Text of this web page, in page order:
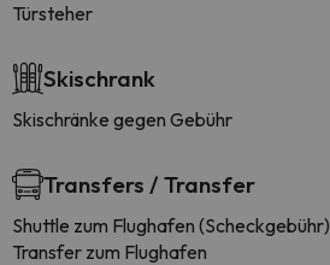
Türsteher
Skischrank
Skischränke gegen Gebühr
Transfers / Transfer
Shuttle zum Flughafen (Scheckgebühr)
Transfer zum Flughafen